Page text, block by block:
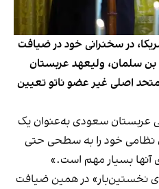
در سخنرانی خود در ضیافت
سلمان، ولیعهد عربستان
اصلی غیر عضو ناتو تعیین
عربستان سعودی به‌عنوان یک
نظامی خود را به سطحی حتی
آنها بسیار مهم است.»
نخستین‌بار» در همین ضیافت